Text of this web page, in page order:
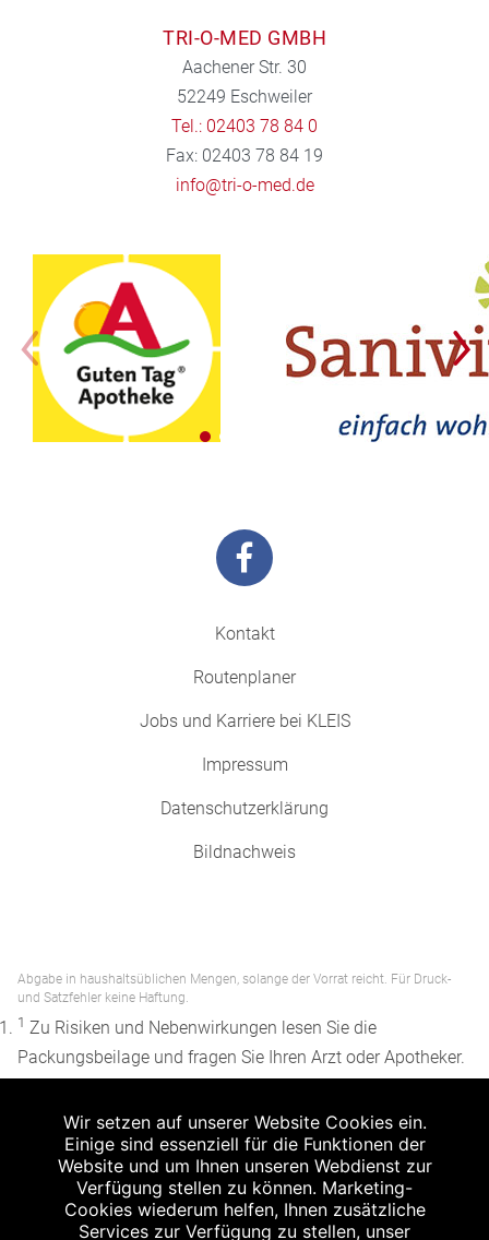
TRI-O-MED GMBH
Aachener Str. 30
52249 Eschweiler
Tel.: 02403 78 84 0
Fax: 02403 78 84 19
info@tri-o-med.de
Kontakt
Routenplaner
Jobs und Karriere bei KLEIS
Impressum
Datenschutzerklärung
Bildnachweis
Abgabe in haushaltsüblichen Mengen, solange der Vorrat reicht. Für Druck-
und Satzfehler keine Haftung.
1 Zu Risiken und Nebenwirkungen lesen Sie die
Packungsbeilage und fragen Sie Ihren Arzt oder Apotheker.
Apothekenerstattungspreis (AEP). Der AEP ist keine
unverbindliche Preisempfehlung der Hersteller. Der AEP ist
ein von den Apotheken in Ansatz gebrachter Preis für
rezeptfreie Arzneimittel. Er entspricht in der Höhe dem für
Wir setzen auf unserer Website Cookies ein.
Einige sind essenziell für die Funktionen der
Website und um Ihnen unseren Webdienst zur
Verfügung stellen zu können. Marketing-
Cookies wiederum helfen, Ihnen zusätzliche
Services zur Verfügung zu stellen, unser